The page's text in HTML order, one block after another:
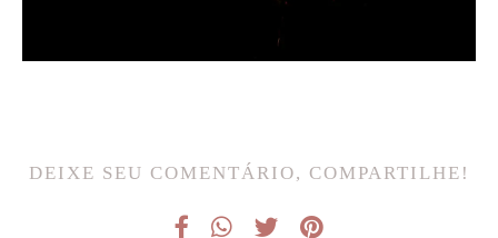
DEIXE SEU COMENTÁRIO, COMPARTILHE!